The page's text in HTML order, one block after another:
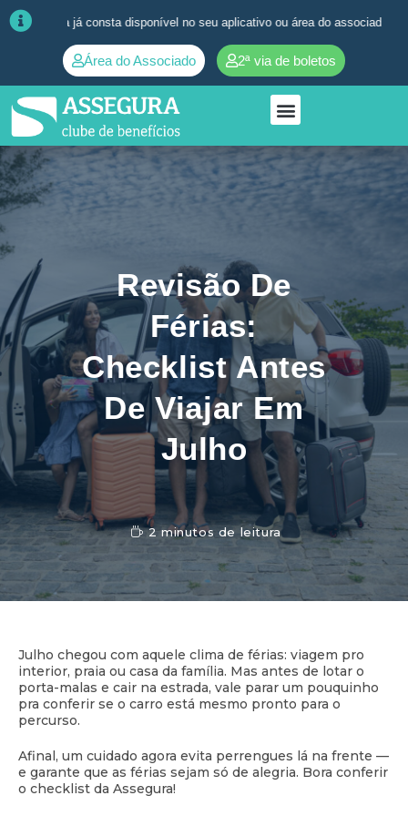
disponível no seu aplicativo ou área do associado. ➜ Quaisquer
Área do Associado 2ª via de boletos
Revisão De
Férias:
Checklist Antes
De Viajar Em
Julho
2 minutos de leitura
Julho chegou com aquele clima de férias: viagem pro
interior, praia ou casa da família. Mas antes de lotar o
porta-malas e cair na estrada, vale parar um pouquinho
pra conferir se o carro está mesmo pronto para o
percurso.
Afinal, um cuidado agora evita perrengues lá na frente —
e garante que as férias sejam só de alegria. Bora conferir
o checklist da Assegura!